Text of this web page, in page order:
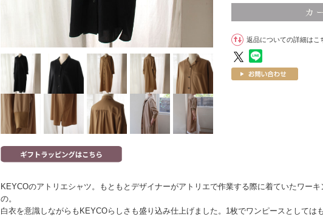
返品についての詳細はこ
KEYCOのアトリエシャツ。もともとデザイナーがアトリエで作業する際に着ていたワー
の。
白衣を意識しながらもKEYCOらしさも盛り込み仕上げました。1枚でワンピースとしては